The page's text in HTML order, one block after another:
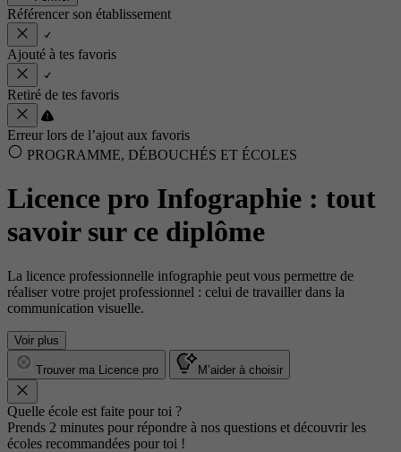
Référencer son établissement
Ajouté à tes favoris
Retiré de tes favoris
Erreur lors de l’ajout aux favoris
PROGRAMME, DÉBOUCHÉS ET ÉCOLES
Licence pro Infographie : tout
savoir sur ce diplôme
La licence professionnelle infographie peut vous permettre de
réaliser votre projet professionnel : celui de travailler dans la
communication visuelle.
Voir plus
Trouver ma Licence pro M’aider à choisir
Quelle école est faite pour toi ?
Prends 2 minutes pour répondre à nos questions et découvrir les
écoles recommandées pour toi !